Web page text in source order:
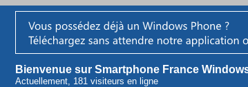
Bienvenue sur Smartphone France
Actuellement, 181 visiteurs en ligne